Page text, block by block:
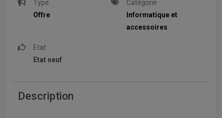
Type
Offre
Catégorie
Informatique et
accessoires
Etat
Etat neuf
Description